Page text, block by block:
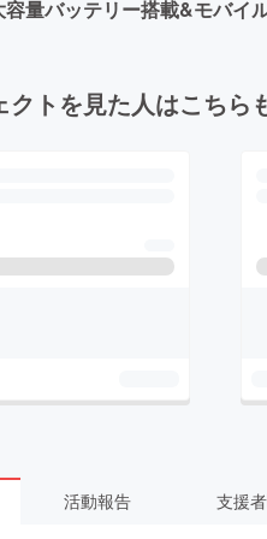
量バッテリー搭載&モバイ
クトを見た人はこちら
活動報告 支援者